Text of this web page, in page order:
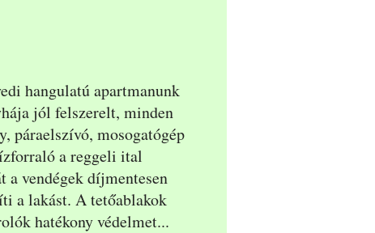
hangulatú apartmanunk
jól felszerelt, minden
páraelszívó, mosogatógép
a reggeli ital
vendégek díjmentesen
a lakást. A tetőablakok
hatékony védelmet...